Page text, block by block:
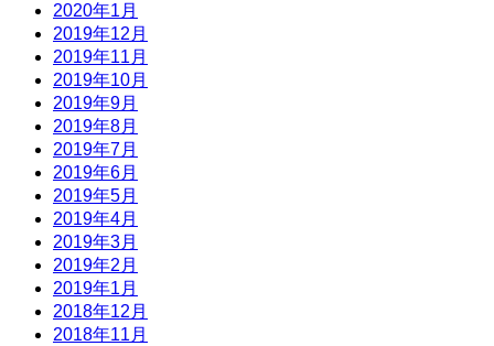
2020年1月
2019年12月
2019年11月
2019年10月
2019年9月
2019年8月
2019年7月
2019年6月
2019年5月
2019年4月
2019年3月
2019年2月
2019年1月
2018年12月
2018年11月